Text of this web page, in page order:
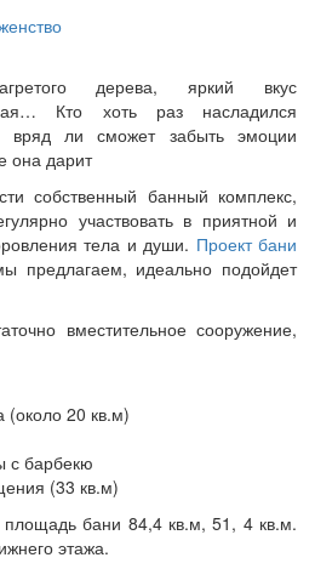
дерева, яркий вкус
чая… Кто хоть раз насладился
вряд ли сможет забыть эмоции
она дарит
собственный банный комплекс,
участвовать в приятной и
тела и души. Проект бани
предлагаем, идеально подойдет
вместительное сооружение,
(около 20 кв.м)
с барбекю
(33 кв.м)
бани 84,4 кв.м, 51, 4 кв.м.
этажа.